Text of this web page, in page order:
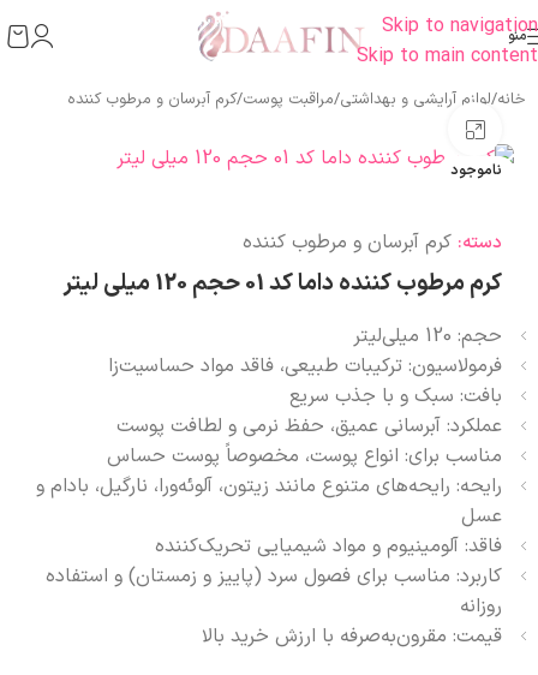
Skip to navigation
Skip to main content
منو
خانه/لوازم آرایشی و بهداشتی/مراقبت پوست/کرم آبرسان و مرطوب کننده
ناموجود
دسته: کرم آبرسان و مرطوب کننده
کرم مرطوب کننده داما کد 01 حجم 120 میلی لیتر
حجم: 120 میلی‌لیتر
فرمولاسیون: ترکیبات طبیعی، فاقد مواد حساسیت‌زا
بافت: سبک و با جذب سریع
عملکرد: آبرسانی عمیق، حفظ نرمی و لطافت پوست
مناسب برای: انواع پوست، مخصوصاً پوست حساس
رایحه: رایحه‌های متنوع مانند زیتون، آلوئه‌ورا، نارگیل، بادام و
عسل
فاقد: آلومینیوم و مواد شیمیایی تحریک‌کننده
کاربرد: مناسب برای فصول سرد (پاییز و زمستان) و استفاده
روزانه
قیمت: مقرون‌به‌صرفه با ارزش خرید بالا